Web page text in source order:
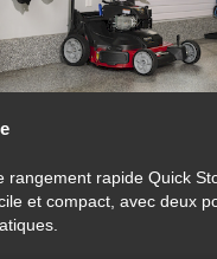
rangement rapide Quick
et compact, avec deux